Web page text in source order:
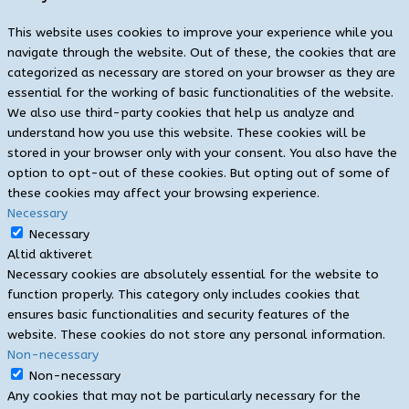
This website uses cookies to improve your experience while you
navigate through the website. Out of these, the cookies that are
categorized as necessary are stored on your browser as they are
essential for the working of basic functionalities of the website.
We also use third-party cookies that help us analyze and
understand how you use this website. These cookies will be
stored in your browser only with your consent. You also have the
option to opt-out of these cookies. But opting out of some of
these cookies may affect your browsing experience.
Necessary
Necessary
Altid aktiveret
Necessary cookies are absolutely essential for the website to
function properly. This category only includes cookies that
ensures basic functionalities and security features of the
website. These cookies do not store any personal information.
Non-necessary
Non-necessary
Any cookies that may not be particularly necessary for the